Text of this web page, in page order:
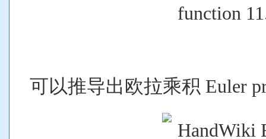
可以推导出欧拉乘积 Euler